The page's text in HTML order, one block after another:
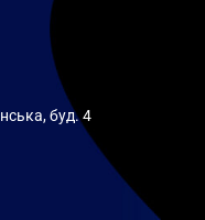
буд. 4